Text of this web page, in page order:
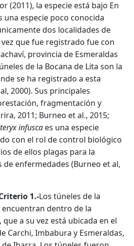
(2011), la especie está bajo En
una especie poco conocida
dos localidades de
que fue registrado fue con
provincia de Esmeraldas
de la Bocana de Lita son la
se ha registrado a esta
2000). Sus principales
fragmentación y
2011; Burneo et al., 2015;
infusca es una especie
con el rol de control biológico
de ellos plagas para la
enfermedades (Burneo et al,
1.-Los túneles de la
encuentran dentro de la
a su vez está ubicada en el
Carchi, Imbabura y Esmeraldas,